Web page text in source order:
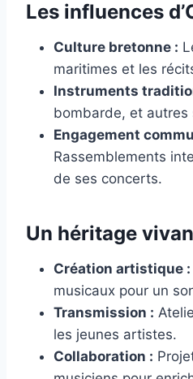
Les influences
Culture bretonne :
maritimes et les
Instruments
bombarde, et autres
Engagement
Rassemblements
de ses concerts.
Un héritage
Création artistique :
musicaux pour un
Transmission :
les jeunes artistes.
Collaboration :